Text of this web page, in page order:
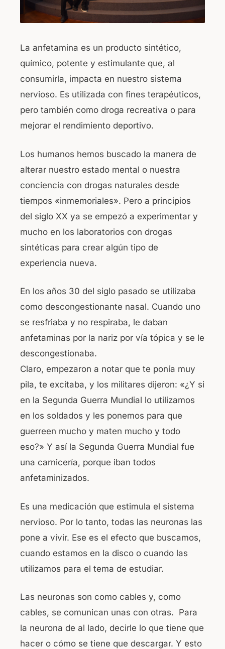
La anfetamina es un producto sintético,
químico, potente y estimulante que, al
consumirla, impacta en nuestro sistema
nervioso. Es utilizada con fines terapéuticos,
pero también como droga recreativa o para
mejorar el rendimiento deportivo.
Los humanos hemos buscado la manera de
alterar nuestro estado mental o nuestra
conciencia con drogas naturales desde
tiempos «inmemoriales». Pero a principios
del siglo XX ya se empezó a experimentar y
mucho en los laboratorios con drogas
sintéticas para crear algún tipo de
experiencia nueva.
En los años 30 del siglo pasado se utilizaba
como descongestionante nasal. Cuando uno
se resfriaba y no respiraba, le daban
anfetaminas por la nariz por vía tópica y se le
descongestionaba.
Claro, empezaron a notar que te ponía muy
pila, te excitaba, y los militares dijeron: «¿Y si
en la Segunda Guerra Mundial lo utilizamos
en los soldados y les ponemos para que
guerreen mucho y maten mucho y todo
eso?» Y así la Segunda Guerra Mundial fue
una carnicería, porque iban todos
anfetaminizados.
Es una medicación que estimula el sistema
nervioso. Por lo tanto, todas las neuronas las
pone a vivir. Ese es el efecto que buscamos,
cuando estamos en la disco o cuando las
utilizamos para el tema de estudiar.
Las neuronas son como cables y, como
cables, se comunican unas con otras. Para
la neurona de al lado, decirle lo que tiene que
hacer o cómo se tiene que descargar. Y esto